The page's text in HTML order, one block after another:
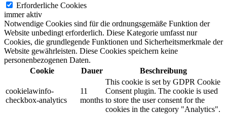
Erforderliche Cookies
immer aktiv
Notwendige Cookies sind für die ordnungsgemäße Funktion der
Website unbedingt erforderlich. Diese Kategorie umfasst nur
Cookies, die grundlegende Funktionen und Sicherheitsmerkmale der
Website gewährleisten. Diese Cookies speichern keine
personenbezogenen Daten.
Cookie
Dauer Beschreibung
cookielawinfo-
checkbox-analytics
11
months
This cookie is set by GDPR Cookie
Consent plugin. The cookie is used
to store the user consent for the
cookies in the category "Analytics".